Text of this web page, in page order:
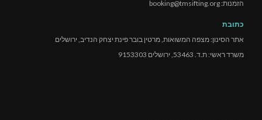
הזמנות: booking@tmsifting.org
כתובת
אתר הסינון: מצפה המשואות, מרטין בובר פינת יצחק הנדיב, ירושלים
משרד ראשי: ת.ד. 53463, ירושלים 9153303